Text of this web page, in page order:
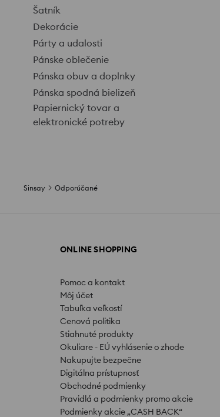
Šatník
Dekorácie
Párty a udalosti
Pánske oblečenie
Pánska obuv a doplnky
Pánska spodná bielizeň
Papiernický tovar a
elektronické potreby
Sinsay Odporúčané
ONLINE SHOPPING
Pomoc a kontakt
Môj účet
Tabuľka veľkostí
Cenová politika
Stiahnuté produkty
Okuliare - EÚ vyhlásenie o zhode
Nakupujte bezpečne
Digitálna prístupnosť
Obchodné podmienky
Pravidlá a podmienky promo akcie
Podmienky akcie „CASH BACK“